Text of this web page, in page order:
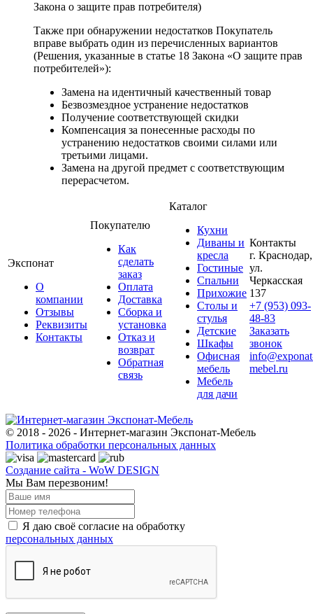
Закона о защите прав потребителя)
Также при обнаружении недостатков Покупатель
вправе выбрать один из перечисленных вариантов
(Решения, указанные в статье 18 Закона «О защите прав
потребителей»):
Замена на идентичный качественный товар
Безвозмездное устранение недостатков
Получение соответствующей скидки
Компенсация за понесенные расходы по
устранению недостатков своими силами или
третьими лицами.
Замена на другой предмет с соответствующим
перерасчетом.
Экспонат
О
компании
Отзывы
Реквизиты
Контакты
Покупателю
Как
сделать
заказ
Оплата
Доставка
Сборка и
установка
Отказ и
возврат
Обратная
связь
Каталог
Кухни
Диваны и
кресла
Гостиные
Спальни
Прихожие
Столы и
стулья
Детские
Шкафы
Офисная
мебель
Мебель
для дачи
Контакты
г. Краснодар,
ул.
Черкасская
137
+7 (953) 093-
48-83
Заказать
звонок
mebel.ru
© 2018 - 2026 - Интернет-магазин Экспонат-Мебель
Политика обработки персональных данных
Создание сайта - WoW DESIGN
Мы Вам перезвоним!
Я даю своё согласие на обработку
персональных данных